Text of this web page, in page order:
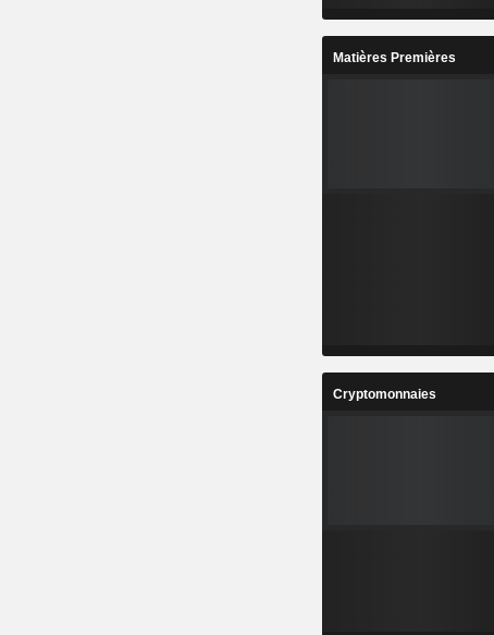
Matières Premières
Cryptomonnaies